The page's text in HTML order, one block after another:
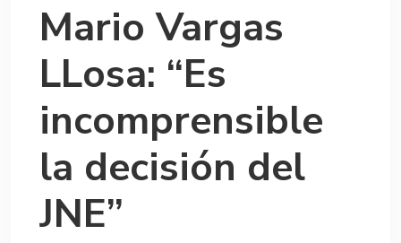
Mario Vargas
LLosa: “Es
incomprensible
la decisión del
JNE”